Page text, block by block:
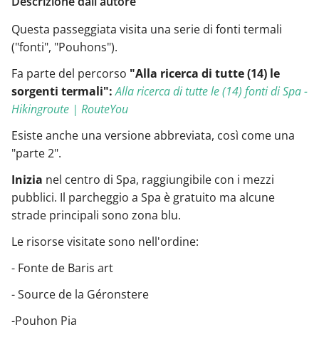
Questa passeggiata visita una serie di fonti termali
("fonti", "Pouhons").
Fa parte del percorso "Alla ricerca di tutte (14) le
sorgenti termali":Alla ricerca di tutte le (14) fonti di Spa -
Hikingroute | RouteYou
Esiste anche una versione abbreviata, così come una
"parte 2".
Inizia nel centro di Spa, raggiungibile con i mezzi
pubblici. Il parcheggio a Spa è gratuito ma alcune
strade principali sono zona blu.
Le risorse visitate sono nell'ordine:
- Fonte de Baris art
- Source de la Géronstere
-Pouhon Pia